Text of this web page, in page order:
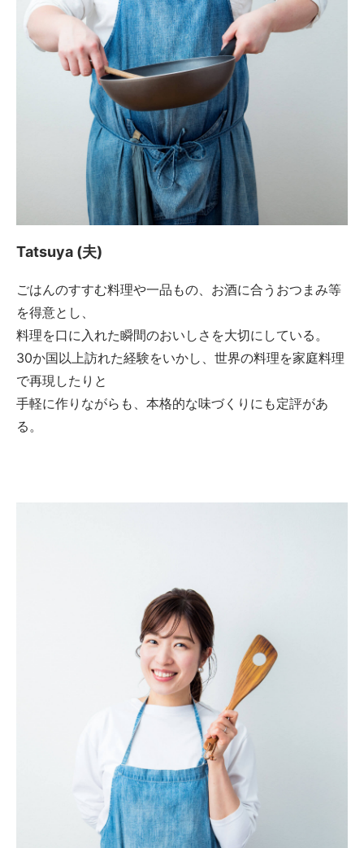
Tatsuya (夫)
ごはんのすすむ料理や一品もの、お酒に合うおつまみ等
を得意とし、
料理を口に入れた瞬間のおいしさを大切にしている。
30か国以上訪れた経験をいかし、世界の料理を家庭料理
で再現したりと
手軽に作りながらも、本格的な味づくりにも定評があ
る。